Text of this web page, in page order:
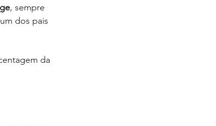
, sempre
dos pais
da